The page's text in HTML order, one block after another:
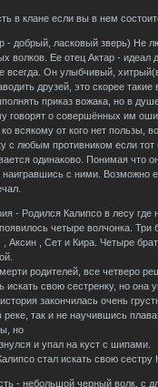
в клане если вы в нем
- добрый, ласковый зверь) Не
волков. Ее отец Актар -
всегда. Он улыбчивый,
друзей, это скорее
приказ вожака, но в
говорят о совершённых им
ко всякому от кого нет пользы,
с любым противником если
одинаково. Понимая что
наигравшись с ними. Возможно
- Родился Калипсо в лесу где
четыре волчонка.
Аксин , Сет и Кира. Четыре
родителей, все четверо
искать свою сестренку, но она
закончилась очень
реке, так и не научившись
но
и упал на куст с шипами.
стал искать свою сестру
- небольшой черный волк, с